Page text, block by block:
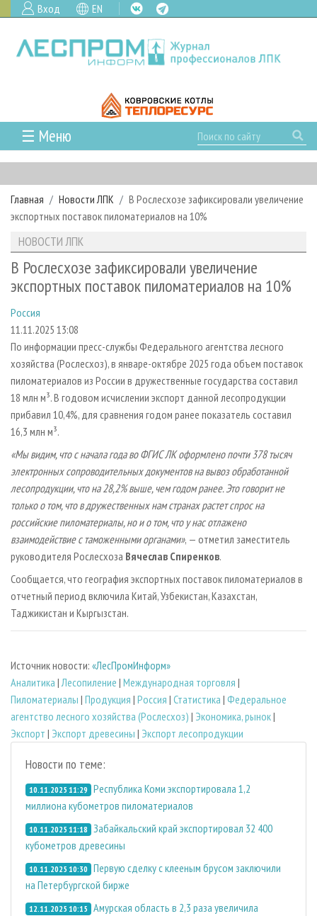
Вход EN
☰ Меню
ГЛАВНАЯ
РУБРИКИ И ТЕМЫ
РУБРИКИ ЖУРНАЛА
ЛЕСОЗАГОТОВКА
ЛЕСОПИЛЕНИЕ
СУШКА ДРЕВЕСИНЫ
ПРОИЗВОДСТВО ДРЕВЕСНЫХ ПЛИТ
ДЕРЕВЯННОЕ ДОМОСТРОЕНИЕ
ПРОИЗВОДСТВО МЕБЕЛИ
БИОЭНЕРГЕТИКА
ИНСТРУМЕНТ И МАТЕРИАЛЫ
НОВОСТИ
НОВОСТИ ЛПК
НОВОСТИ ЖУРНАЛА
ПРОЕКТЫ ЛПИ
АНАЛИТИКА
ПРЕДПРИЯТИЯ ЛПК
ПЕРСОНЫ
МОБИЛЬНЫЕ ВЫСТАВКИ
ОФИЦИАЛЬНЫЕ ДЕЛЕГАЦИИ
ПРИОРИТЕТНЫЕ ИНВЕСТПРОЕКТЫ
RUSSIAN FORESTRY REVIEW
БИБЛИОТЕКА СПЕЦИАЛИСТА
АРХИВ
АРХИВ ЖУРНАЛОВ
О ЖУРНАЛЕ
КОНТАКТЫ
РЕКЛАМОДАТЕЛЯМ
РЕКЛАМА
РЕКЛАМА НА САЙТЕ
Главная Новости ЛПК
В Рослесхозе зафиксировали увеличение
экспортных поставок пиломатериалов на 10%
НОВОСТИ ЛПК
В Рослесхозе зафиксировали увеличение
экспортных поставок пиломатериалов на 10%
Россия
11.11.2025 13:08
По информации пресс-службы Федерального агентства лесного
хозяйства (Рослесхоз), в январе-октябре 2025 года объем поставок
пиломатериалов из России в дружественные государства составил
18 млн м³. В годовом исчислении экспорт данной лесопродукции
прибавил 10,4%, для сравнения годом ранее показатель составил
16,3 млн м³.
«Мы видим, что с начала года во ФГИС ЛК оформлено почти 378 тысяч
электронных сопроводительных документов на вывоз обработанной
лесопродукции, что на 28,2% выше, чем годом ранее. Это говорит не
только о том, что в дружественных нам странах растет спрос на
российские пиломатериалы, но и о том, что у нас отлажено
взаимодействие с таможенными органами», — отметил заместитель
руководителя Рослесхоза Вячеслав Спиренков.
Сообщается, что география экспортных поставок пиломатериалов в
отчетный период включила Китай, Узбекистан, Казахстан,
Таджикистан и Кыргызстан.
Источник новости: «ЛесПромИнформ»
Аналитика |Лесопиление | Международная торговля |
Пиломатериалы | Продукция | Россия | Статистика | Федеральное
агентство лесного хозяйства (Рослесхоз) | Экономика, рынок|
Экспорт | Экспорт древесины | Экспорт лесопродукции
Новости по теме:
10.11.2025 11:29 Республика Коми экспортировала 1,2
миллиона кубометров пиломатериалов
10.11.2025 11:18 Забайкальский край экспортировал 32 400
кубометров древесины
10.11.2025 10:30 Первую сделку с клееным брусом заключили
на Петербургской бирже
12.11.2025 10:15 Амурская область в 2,3 раза увеличила